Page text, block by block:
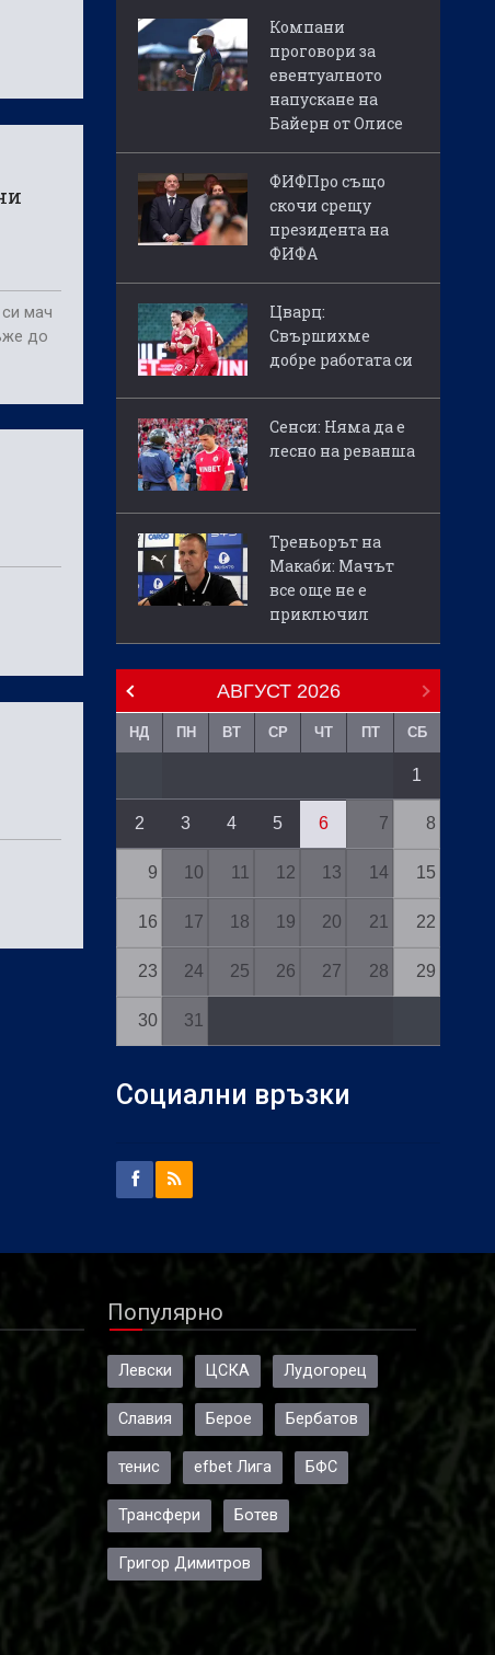
мач
до
Компани
проговори за
евентуалното
напускане на
Байерн от Олисе
ФИФПро също
скочи срещу
президента на
ФИФА
Цварц:
Свършихме
добре работата си
Сенси: Няма да е
лесно на реванша
Треньорът на
Макаби: Мачът
все още не е
приключил
АВГУСТ 2026
НД ПН ВТ СР ЧТ ПТ СБ
1
2 3 4 5 6 7 8
9 10 11 12 13 14 15
16 17 18 19 20 21 22
23 24 25 26 27 28 29
30 31
Социални връзки
Популярно
Левски ЦСКА Лудогорец
Славия Берое Бербатов
тенис efbet Лига БФС
Трансфери Ботев
Григор Димитров